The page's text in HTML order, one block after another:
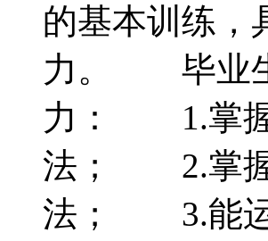
的基本训练，
力。 毕业生
力： 1.掌握
法； 2.掌握
法； 3.能运